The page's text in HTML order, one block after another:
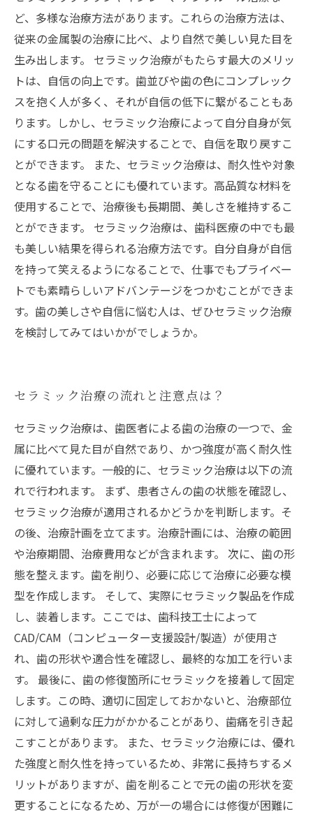
ど、多様な治療方法があります。これらの治療方法は、
従来の金属製の治療に比べ、より自然で美しい見た目を
生み出します。 セラミック治療がもたらす最大のメリッ
トは、自信の向上です。歯並びや歯の色にコンプレック
スを抱く人が多く、それが自信の低下に繋がることもあ
ります。しかし、セラミック治療によって自分自身が気
にする口元の問題を解決することで、自信を取り戻すこ
とができます。 また、セラミック治療は、耐久性や対象
となる歯を守ることにも優れています。高品質な材料を
使用することで、治療後も長期間、美しさを維持するこ
とができます。 セラミック治療は、歯科医療の中でも最
も美しい結果を得られる治療方法です。自分自身が自信
を持って笑えるようになることで、仕事でもプライベー
トでも素晴らしいアドバンテージをつかむことができま
す。歯の美しさや自信に悩む人は、ぜひセラミック治療
を検討してみてはいかがでしょうか。
セラミック治療の流れと注意点は？
セラミック治療は、歯医者による歯の治療の一つで、金
属に比べて見た目が自然であり、かつ強度が高く耐久性
に優れています。一般的に、セラミック治療は以下の流
れで行われます。 まず、患者さんの歯の状態を確認し、
セラミック治療が適用されるかどうかを判断します。そ
の後、治療計画を立てます。治療計画には、治療の範囲
や治療期間、治療費用などが含まれます。 次に、歯の形
態を整えます。歯を削り、必要に応じて治療に必要な模
型を作成します。 そして、実際にセラミック製品を作成
し、装着します。ここでは、歯科技工士によって
CAD/CAM（コンピューター支援設計/製造）が使用さ
れ、歯の形状や適合性を確認し、最終的な加工を行いま
す。 最後に、歯の修復箇所にセラミックを接着して固定
します。この時、適切に固定しておかないと、治療部位
に対して過剰な圧力がかかることがあり、歯痛を引き起
こすことがあります。 また、セラミック治療には、優れ
た強度と耐久性を持っているため、非常に長持ちするメ
リットがありますが、歯を削ることで元の歯の形状を変
更することになるため、万が一の場合には修復が困難に